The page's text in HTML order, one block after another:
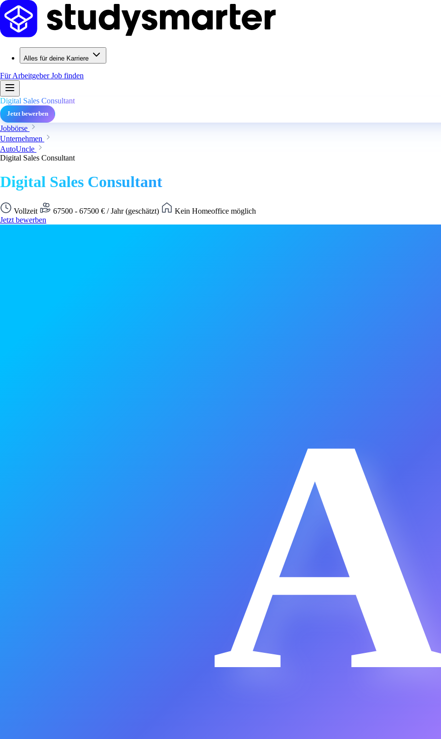
Alles für deine Karriere
Für ArbeitgeberJob finden
Digital Sales Consultant
Jetzt bewerben
Jobbörse
Unternehmen
AutoUncle
Digital Sales Consultant
Digital Sales Consultant
Vollzeit 67500 - 67500 € / Jahr (geschätzt)
Kein Homeoffice möglich
Jetzt bewerben